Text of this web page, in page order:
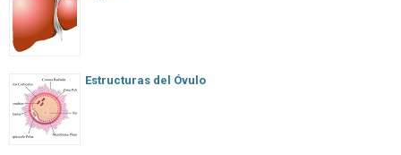
Estructuras del Óvulo